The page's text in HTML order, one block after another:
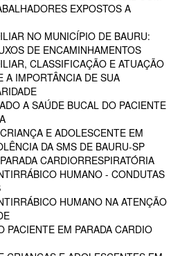
EXPOSTOS A
NO MUNICÍPIO DE BAURU:
DE ENCAMINHAMENTOS
CLASSIFICAÇÃO E ATUAÇÃO
A IMPORTÂNCIA DE SUA
A SAÚDE BUCAL DO PACIENTE
E ADOLESCENTE EM
DA SMS DE BAURU-SP
CARDIORRESPIRATÓRIA
HUMANO - CONDUTAS
HUMANO NA ATENÇÃO
PACIENTE EM PARADA CARDIO